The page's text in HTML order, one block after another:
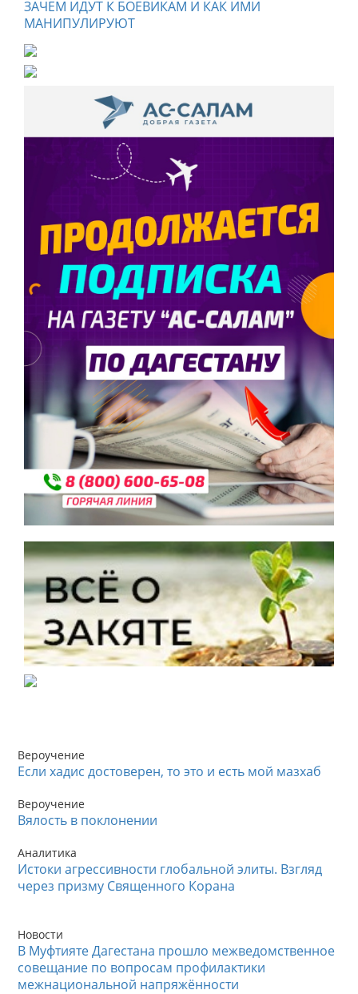
ЗАЧЕМ ИДУТ К БОЕВИКАМ И КАК ИМИ
МАНИПУЛИРУЮТ
Вероучение
Если хадис достоверен, то это и есть мой мазхаб
Вероучение
Вялость в поклонении
Аналитика
Истоки агрессивности глобальной элиты. Взгляд
через призму Священного Корана
Новости
В Муфтияте Дагестана прошло межведомственное
совещание по вопросам профилактики
межнациональной напряжённости